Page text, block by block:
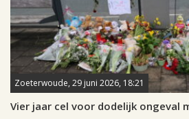
Zoeterwoude, 29 juni 2026, 18:21
Vier jaar cel voor dodelijk ongeval